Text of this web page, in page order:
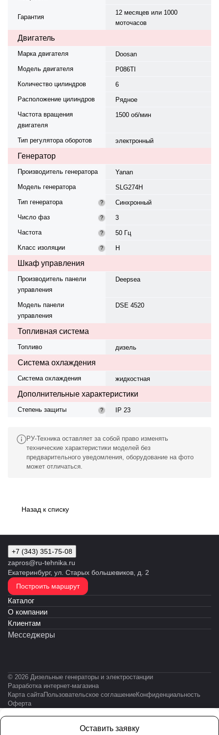
Гарантия
12 месяцев или 1000
моточасов
Двигатель
Марка двигателя
Doosan
Модель двигателя
P086TI
Количество цилиндров
6
Расположение цилиндров
Рядное
Частота вращения
двигателя
1500 об/мин
Тип регулятора оборотов электронный
Генератор
Производитель генератора
Yanan
Модель генератора
SLG274H
Тип генератора
?
Синхронный
Число фаз
?
3
Частота
?
50 Гц
Класс изоляции
? H
Шкаф управления
Производитель панели
управления
Deepsea
Модель панели
управления
DSE 4520
Топливная система
Топливо дизель
Система охлаждения
Система охлаждения жидкостная
Дополнительные характеристики
Степень защиты ? IP 23
РУ-Техника оставляет за собой право изменять
технические характеристики моделей без
предварительного уведомления, оборудование на фото
может отличаться.
Назад к списку
Оставить заявку
+7 (343) 351-75-08
zapros@ru-tehnika.ru
Екатеринбург, ул. Старых большевиков, д. 2
Построить маршрут
Каталог
О компании
Клиентам
Месседжеры
© 2026 Дизельные генераторы и электростанции
Разработка интернет-магазина
Карта сайтаПользовательское соглашениеКонфиденциальность
Оферта